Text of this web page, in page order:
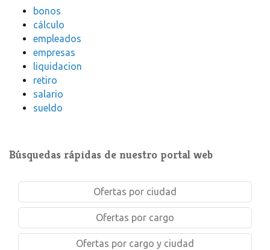
bonos
cálculo
empleados
empresas
liquidacion
retiro
salario
sueldo
Búsquedas rápidas de nuestro portal web
Ofertas por ciudad
Ofertas por cargo
Ofertas por cargo y ciudad